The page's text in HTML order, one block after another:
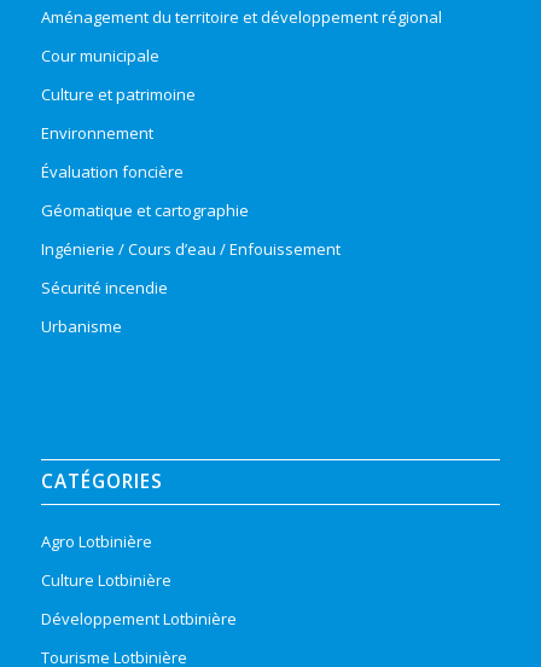
Aménagement du territoire et développement régional
Cour municipale
Culture et patrimoine
Environnement
Évaluation foncière
Géomatique et cartographie
Ingénierie / Cours d’eau / Enfouissement
Sécurité incendie
Urbanisme
CATÉGORIES
Agro Lotbinière
Culture Lotbinière
Développement Lotbinière
Tourisme Lotbinière